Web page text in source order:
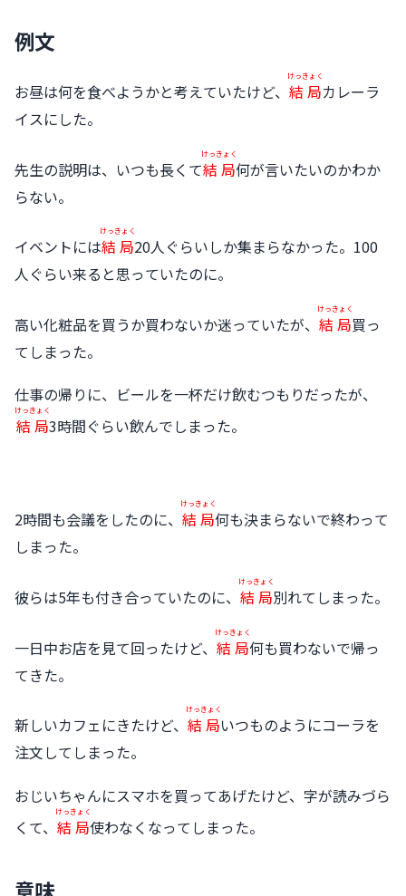
例文
お昼は何を食べようかと考えていたけど、 結局
けっきょく
カレーラ
イスにした。
先生の説明は、いつも長くて結局
けっきょく
何が言いたいのかわか
らない。
イベントには結局
けっきょく
20人ぐらいしか集まらなかった。100
人ぐらい来ると思っていたのに。
高い化粧品を買うか買わないか迷っていたが、 結局
けっきょく
買っ
てしまった。
仕事の帰りに、ビールを一杯だけ飲むつもりだったが、
結局
けっきょく
3時間ぐらい飲んでしまった。
2時間も会議をしたのに、 結局
けっきょく
何も決まらないで終わって
しまった。
彼らは5年も付き合っていたのに、 結局
けっきょく
別れてしまった。
一日中お店を見て回ったけど、 結局
けっきょく
何も買わないで帰っ
てきた。
新しいカフェにきたけど、 結局
けっきょく
いつものようにコーラを
注文してしまった。
おじいちゃんにスマホを買ってあげたけど、字が読みづら
くて、 結局
けっきょく
使わなくなってしまった。